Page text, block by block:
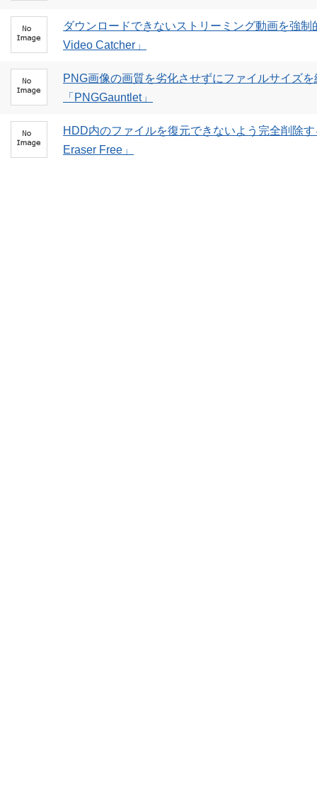
ダウンロードできないストリーミング動画を強
Video Catcher」
PNG画像の画質を劣化させずにファイルサイズ
「PNGGauntlet」
HDD内のファイルを復元できないよう完全削除
Eraser Free」